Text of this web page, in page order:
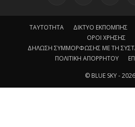
ΤΑΥΤΟΤΗΤΑ ΔΙΚΤΥΟ ΕΚΠΟΜΠΗΣ
ΟΡΟΙ ΧΡΗΣΗΣ
ΔΗΛΩΣΗ ΣΥΜΜΟΡΦΩΣΗΣ ΜΕ ΤΗ
ΠΟΛΙΤΙΚΗ ΑΠΟΡΡΗΤΟΥ
© BLUE SKY - 2026